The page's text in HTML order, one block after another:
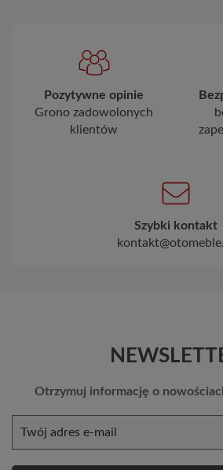
Pozytywne opinie
Grono zadowolonych
klientów
Szybki kontakt
Otrzymuj informację o